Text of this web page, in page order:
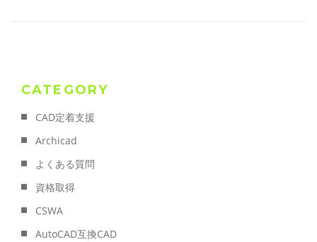
CATEGORY
CAD定着支援
Archicad
よくある質問
資格取得
CSWA
AutoCAD互換CAD